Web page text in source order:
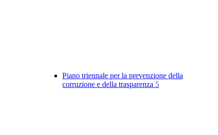
Piano triennale per la prevenzione della
corruzione e della trasparenza 5